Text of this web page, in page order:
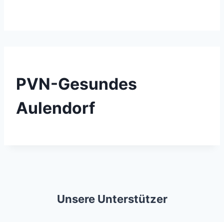
PVN-Gesundes
Aulendorf
Unsere Unterstützer